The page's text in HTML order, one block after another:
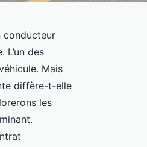
conducteur
des
Mais
diffère-t-elle
les